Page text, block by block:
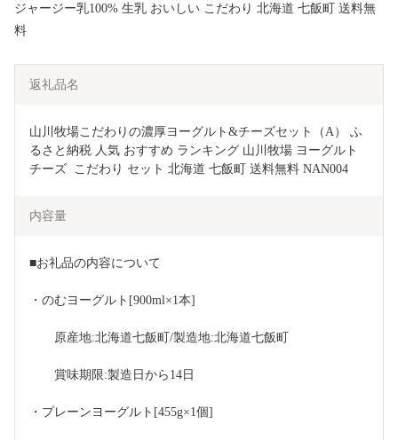
ジャージー乳100% 生乳 おいしい こだわり 北海道 七飯町 送料無
料
返礼品名
山川牧場こだわりの濃厚ヨーグルト&チーズセット（A） ふ
るさと納税 人気 おすすめ ランキング 山川牧場 ヨーグルト
チーズ  こだわり セット 北海道 七飯町 送料無料 NAN004
内容量
■お礼品の内容について
・のむヨーグルト[900ml×1本]
原産地:北海道七飯町/製造地:北海道七飯町
賞味期限:製造日から14日
・プレーンヨーグルト[455g×1個]